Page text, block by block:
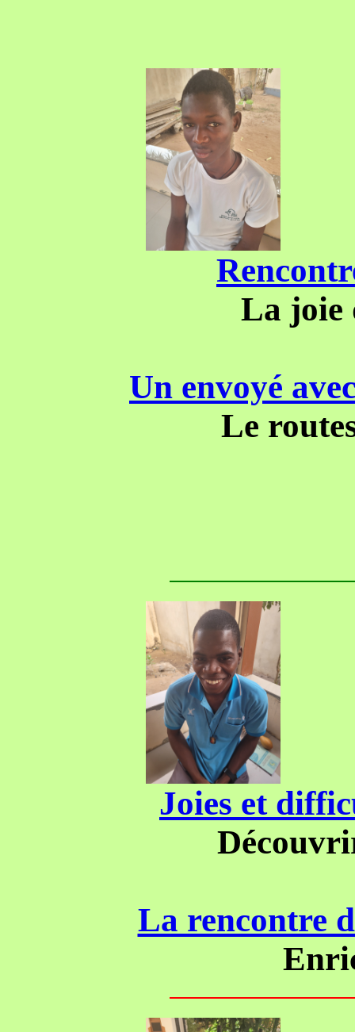
La joie
Un envoyé
Le
Joies et
La rencontre